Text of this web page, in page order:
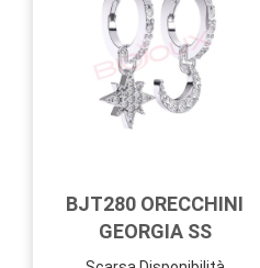
BJT280 ORECCHINI
GEORGIA SS